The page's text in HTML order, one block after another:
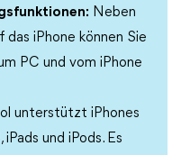
Neben
iPhone können Sie
PC und vom iPhone
unterstützt iPhones
und iPods. Es